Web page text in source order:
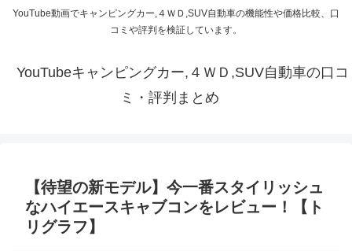
YouTube動画でキャンピングカー,４ＷＤ,SUV自動車の機能性や価格比較、口
コミや評判を検証しています。
YouTubeキャンピングカー,４ＷＤ,SUV自動車の口コ
ミ・評判まとめ
【待望の新モデル】今一番スタイリッシュ
なハイエースキャブコンをレビュー！【ト
リグラフ】